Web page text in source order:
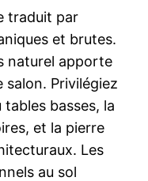
traduit par
et brutes.
naturel apporte
Privilégiez
basses, la
et la pierre
Les
au sol